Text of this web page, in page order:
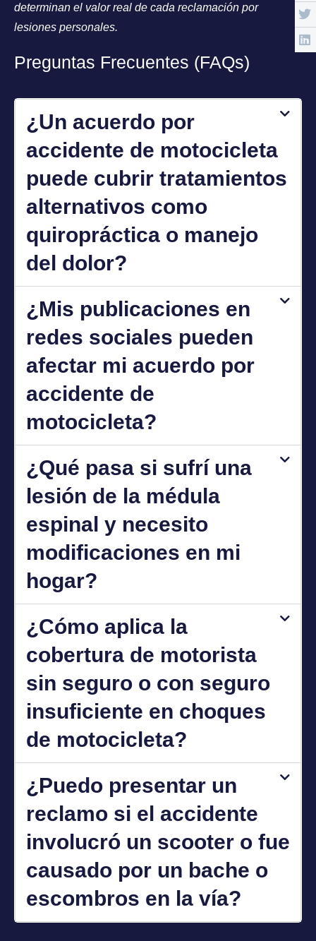
determinan el valor real de cada reclamación por
lesiones personales.
Preguntas Frecuentes (FAQs)
¿Un acuerdo por
accidente de motocicleta
puede cubrir tratamientos
alternativos como
quiropráctica o manejo
del dolor?
¿Mis publicaciones en
redes sociales pueden
afectar mi acuerdo por
accidente de
motocicleta?
¿Qué pasa si sufrí una
lesión de la médula
espinal y necesito
modificaciones en mi
hogar?
¿Cómo aplica la
cobertura de motorista
sin seguro o con seguro
insuficiente en choques
de motocicleta?
¿Puedo presentar un
reclamo si el accidente
involucró un scooter o fue
causado por un bache o
escombros en la vía?